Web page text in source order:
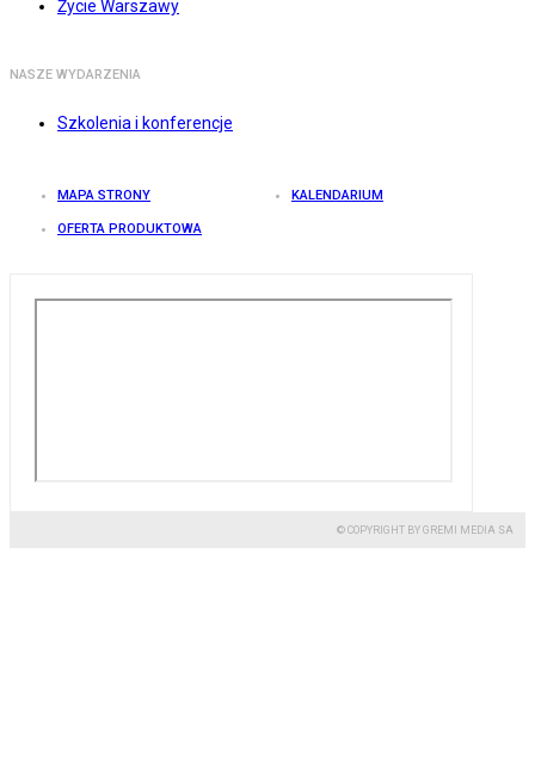
Życie Warszawy
NASZE WYDARZENIA
Szkolenia i konferencje
MAPA STRONY KALENDARIUM
OFERTA PRODUKTOWA
© COPYRIGHT BY GREMI MEDIA SA